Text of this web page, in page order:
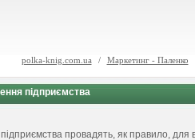
polka-knig.com.ua / Маркетинг - Паленко
підприємства
провадять, як правило,